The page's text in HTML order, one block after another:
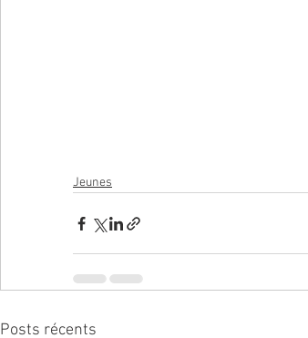
Jeunes
Posts récents